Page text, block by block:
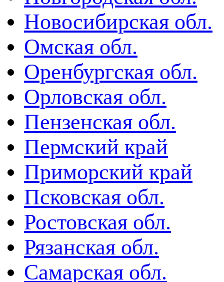
Новосибирская обл.
Омская обл.
Оренбургская обл.
Орловская обл.
Пензенская обл.
Пермский край
Приморский край
Псковская обл.
Ростовская обл.
Рязанская обл.
Самарская обл.